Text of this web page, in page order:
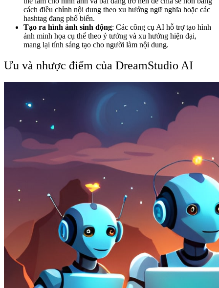
cách điều chỉnh nội dung theo xu hướng ngữ nghĩa hoặc các
hashtag đang phổ biến.
Tạo ra hình ảnh sinh động: Các công cụ AI hỗ trợ tạo hình
ảnh minh họa cụ thể theo ý tưởng và xu hướng hiện đại,
mang lại tính sáng tạo cho người làm nội dung.
Ưu và nhược điểm của DreamStudio AI